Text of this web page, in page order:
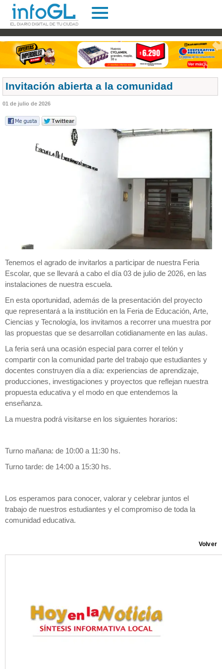
Invitación abierta a la comunidad
01 de julio de 2026
Tenemos el agrado de invitarlos a participar de nuestra Feria
Escolar, que se llevará a cabo el día 03 de julio de 2026, en las
instalaciones de nuestra escuela.
En esta oportunidad, además de la presentación del proyecto
que representará a la institución en la Feria de Educación, Arte,
Ciencias y Tecnología, los invitamos a recorrer una muestra por
las propuestas que se desarrollan cotidianamente en las aulas.
La feria será una ocasión especial para correr el telón y
compartir con la comunidad parte del trabajo que estudiantes y
docentes construyen día a día: experiencias de aprendizaje,
producciones, investigaciones y proyectos que reflejan nuestra
propuesta educativa y el modo en que entendemos la
enseñanza.
La muestra podrá visitarse en los siguientes horarios:
Turno mañana: de 10:00 a 11:30 hs.
Turno tarde: de 14:00 a 15:30 hs.
Los esperamos para conocer, valorar y celebrar juntos el
trabajo de nuestros estudiantes y el compromiso de toda la
comunidad educativa.
Volver